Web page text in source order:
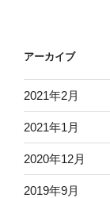
ン
アーカイブ
2021年2月
2021年1月
2020年12月
2019年9月